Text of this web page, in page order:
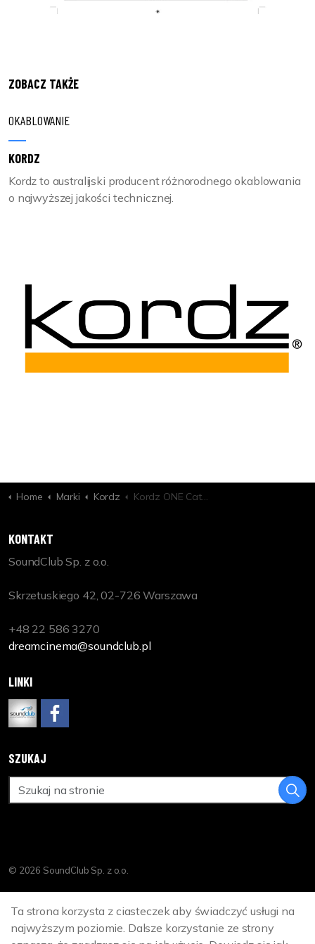
ZOBACZ TAKŻE
OKABLOWANIE
KORDZ
Kordz to australijski producent różnorodnego okablowania
o najwyższej jakości technicznej.
Home Marki Kordz Kordz ONE Cat6 Unshielded Push-through RJ45 Crimp Connector & Strain Relief
KONTAKT
SoundClub Sp. z o.o.
Skrzetuskiego 42, 02-726 Warszawa
+48 22 586 3270
dreamcinema@soundclub.pl
LINKI
SZUKAJ
© 2026 SoundClub Sp. z o.o.
Sitemap
Ta strona korzysta z ciasteczek aby świadczyć usługi na
najwyższym poziomie. Dalsze korzystanie ze strony